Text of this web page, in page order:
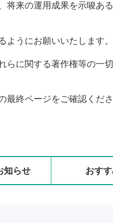
将来の運用成果を示唆あ
うにお願いいたします。
らに関する著作権等の一
終ページをご確認くださ
知らせ おす